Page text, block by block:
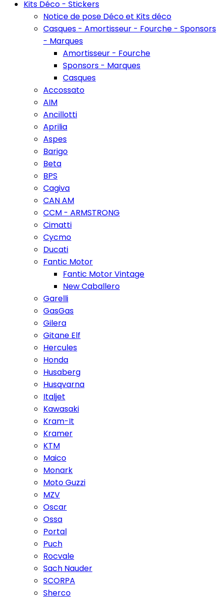
Kits Déco - Stickers
Notice de pose Déco et Kits déco
Casques - Amortisseur - Fourche - Sponsors
- Marques
Amortisseur - Fourche
Sponsors - Marques
Casques
Accossato
AIM
Ancillotti
Aprilia
Aspes
Barigo
Beta
BPS
Cagiva
CAN AM
CCM - ARMSTRONG
Cimatti
Cycmo
Ducati
Fantic Motor
Fantic Motor Vintage
New Caballero
Garelli
GasGas
Gilera
Gitane Elf
Hercules
Honda
Husaberg
Husqvarna
Italjet
Kawasaki
Kram-It
Kramer
KTM
Maico
Monark
Moto Guzzi
MZV
Oscar
Ossa
Portal
Puch
Rocvale
Sach Nauder
SCORPA
Sherco